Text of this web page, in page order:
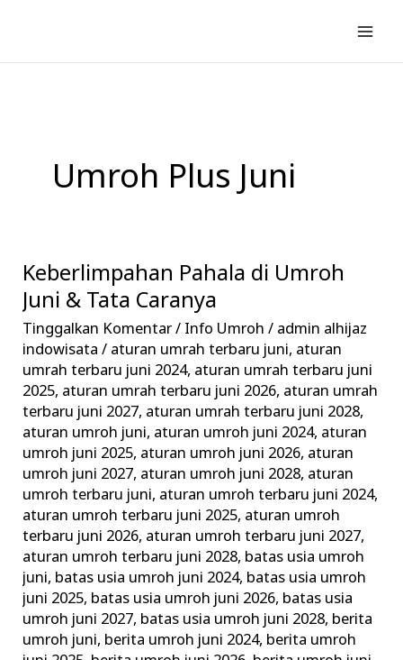
konten
Umroh Plus Juni
Keberlimpahan Pahala di Umroh
Juni & Tata Caranya
Tinggalkan Komentar/ Info Umroh / admin alhijaz
indowisata/ aturan umrah terbaru juni, aturan
umrah terbaru juni 2024, aturan umrah terbaru juni
2025, aturan umrah terbaru juni 2026, aturan umrah
terbaru juni 2027, aturan umrah terbaru juni 2028,
aturan umroh juni, aturan umroh juni 2024, aturan
umroh juni 2025, aturan umroh juni 2026, aturan
umroh juni 2027, aturan umroh juni 2028, aturan
umroh terbaru juni, aturan umroh terbaru juni 2024,
aturan umroh terbaru juni 2025, aturan umroh
terbaru juni 2026, aturan umroh terbaru juni 2027,
aturan umroh terbaru juni 2028, batas usia umroh
juni, batas usia umroh juni 2024, batas usia umroh
juni 2025, batas usia umroh juni 2026, batas usia
umroh juni 2027, batas usia umroh juni 2028, berita
umroh juni, berita umroh juni 2024, berita umroh
Keberlimpahan
Pahala
di
Umroh
Juni
&
Tata
Caranya